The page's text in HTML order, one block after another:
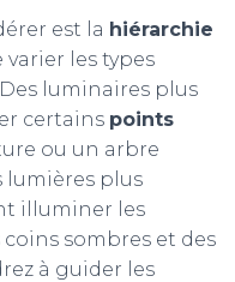
est la hiérarchie
varier les types
luminaires plus
certains points
ou un arbre
lumières plus
illuminer les
sombres et des
à guider les